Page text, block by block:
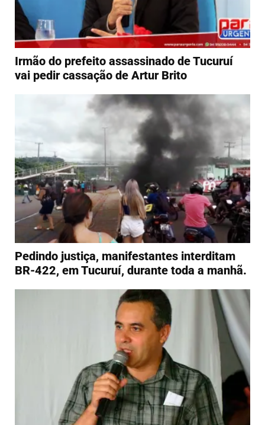
Irmão do prefeito assassinado de Tucuruí
vai pedir cassação de Artur Brito
Pedindo justiça, manifestantes interditam
BR-422, em Tucuruí, durante toda a manhã.